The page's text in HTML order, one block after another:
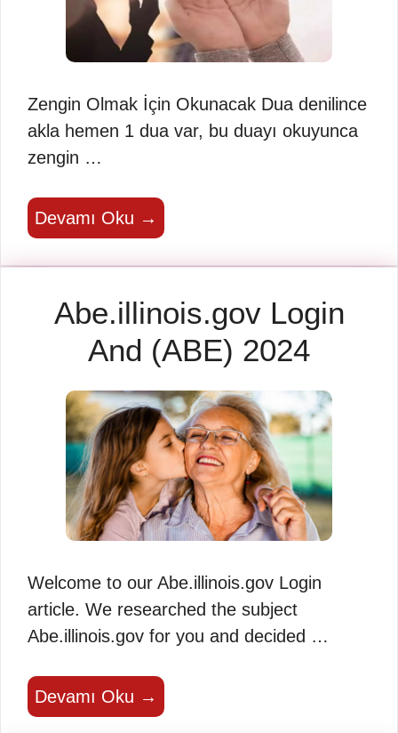
Zengin Olmak İçin Okunacak Dua denilince
akla hemen 1 dua var, bu duayı okuyunca
zengin …
Devamı Oku →
Abe.illinois.gov Login
And (ABE) 2024
Welcome to our Abe.illinois.gov Login
article. We researched the subject
Abe.illinois.gov for you and decided …
Devamı Oku →